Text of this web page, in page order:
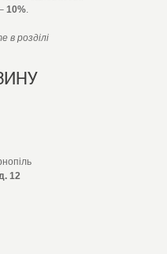
10%.
в розділі
12